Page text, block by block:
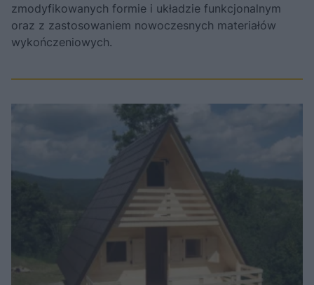
zmodyfikowanych formie i układzie funkcjonalnym
oraz z zastosowaniem nowoczesnych materiałów
wykończeniowych.